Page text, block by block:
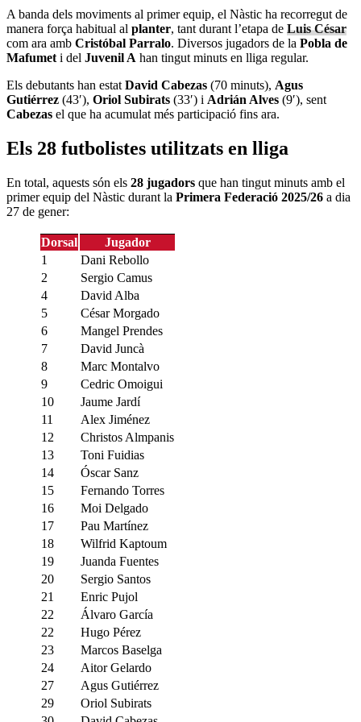
A banda dels moviments al primer equip, el Nàstic ha recorregut de
manera força habitual al planter, tant durant l’etapa de Luis César
com ara amb Cristóbal Parralo. Diversos jugadors de la Pobla de
Mafumet i del Juvenil A han tingut minuts en lliga regular.
Els debutants han estat David Cabezas (70 minuts), Agus
Gutiérrez (43′), Oriol Subirats (33′) i Adrián Alves (9′), sent
Cabezas el que ha acumulat més participació fins ara.
Els 28 futbolistes utilitzats en lliga
En total, aquests són els 28 jugadors que han tingut minuts amb el
primer equip del Nàstic durant la Primera Federació 2025/26 a dia
27 de gener:
Dorsal
Jugador
1
Dani Rebollo
2
Sergio Camus
4
David Alba
5
César Morgado
6
Mangel Prendes
7
David Juncà
8
Marc Montalvo
9
Cedric Omoigui
10
Jaume Jardí
11
Alex Jiménez
12
Christos Almpanis
13
Toni Fuidias
14
Óscar Sanz
15
Fernando Torres
16
Moi Delgado
17
Pau Martínez
18
Wilfrid Kaptoum
19
Juanda Fuentes
20
Sergio Santos
21
Enric Pujol
22
Álvaro García
22
Hugo Pérez
23
Marcos Baselga
24
Aitor Gelardo
27
Agus Gutiérrez
29
Oriol Subirats